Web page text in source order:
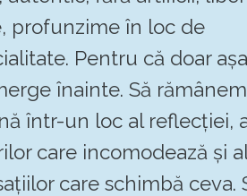
profunzime în loc de
Pentru că doar
înainte. Să rămânem
într-un loc al reflecției,
care incomodează și al
care schimbă ceva.